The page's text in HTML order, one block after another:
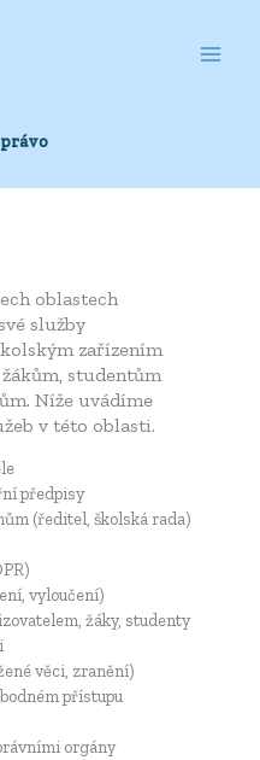
oblastech
služby
zařízením
studentům
Níže uvádíme
v této oblasti.
předpisy
(ředitel, školská rada)
vyloučení)
žáky, studenty
věci, zranění)
přístupu
orgány